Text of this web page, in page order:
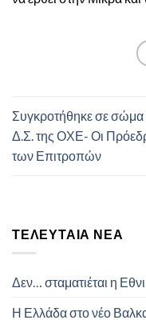
Συγκροτήθηκε σε σώμα
Δ.Σ. της ΟΧΕ- Οι
των Επιτροπών
ΤΕΛΕΥΤΑΊΑ ΝΈΑ
Δεν… σταματιέται η
Η Ελλάδα στο νέο